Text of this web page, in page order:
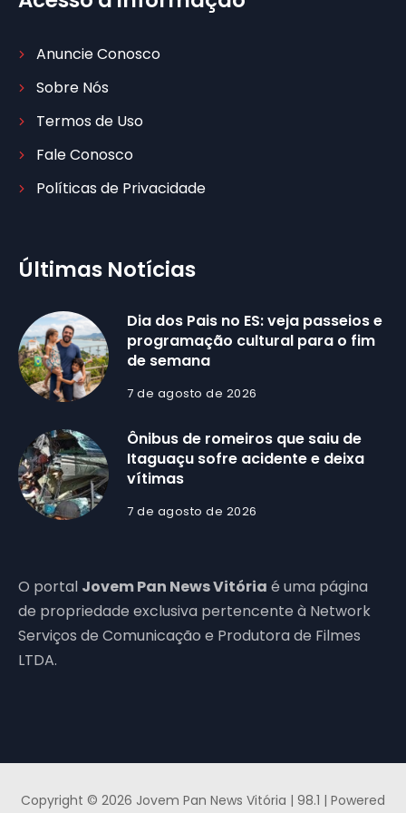
Anuncie Conosco
Sobre Nós
Termos de Uso
Fale Conosco
Políticas de Privacidade
Últimas Notícias
Dia dos Pais no ES: veja passeios e
programação cultural para o fim
de semana
7 de agosto de 2026
Ônibus de romeiros que saiu de
Itaguaçu sofre acidente e deixa
vítimas
7 de agosto de 2026
O portal Jovem Pan News Vitória é uma página
de propriedade exclusiva pertencente à Network
Serviços de Comunicação e Produtora de Filmes
LTDA.
Copyright © 2026 Jovem Pan News Vitória | 98.1 | Powered